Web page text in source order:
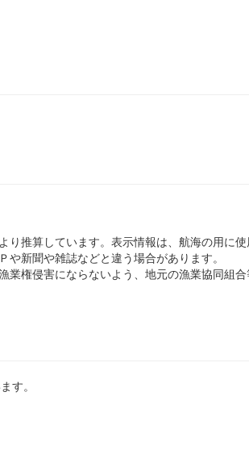
算しています。表示情報は、航海の用に使
新聞や雑誌などと違う場合があります。
権侵害にならないよう、地元の漁業協同組
す。